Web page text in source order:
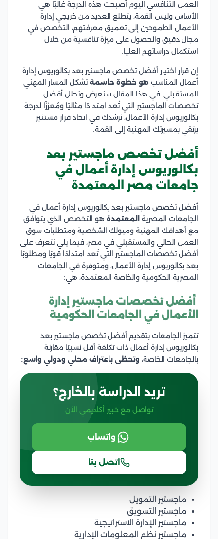
العمل التنافسي اليوم أصبحت هذه الدرجة غالبًا هي
الأساس وليس القمة، يتطلع العديد من خريجي إدارة
الأعمال الطموحين إلى تعميق معرفتهم، التخصص في
مجال دقيق والحصول على ميزة تنافسية من خلال
استكمال دراساتهم العليا.
إن قرار اختيار أفضل تخصص ماجستير بعد بكالوريوس إدارة
أعمال المناسب هو خطوة حاسمةتشكل المسار المهني
المستقبلي، في هذا المقال سنعرض ونحلل أفضل
تخصصات الماجستير التي تُعد امتدادًا مثاليًا ومُعززًا لدرجة
بكالوريوس إدارة الأعمال، نرشدك في اتخاذ قرار مستنير
يرتقي بمسيرتك المهنية إلى القمة.
أفضل تخصص ماجستير بعد
بكالوريوس إدارة أعمال في
جامعات مصر المعتمدة
أفضل تخصص ماجستير بعد بكالوريوس إدارة أعمال في
الجامعات المصرية
المعتمدة هو التخصص الذي يتوافق
مع أهدافك المهنية وميولك الشخصية ومتطلبات سوق
العمل الحالي والمستقبلي في مصر، فيما يلي نتعرف على
أفضل تخصصات الماجستير التي تُعد امتدادًا قويًا ومطلوبًا
بعد بكالوريوس إدارة الأعمال، ومتوفرة في الجامعات
المصرية الحكومية والخاصة المعتمدة، هي:
أفضل تخصصات ماجستير إدارة
الأعمال في الجامعات الحكومية
تتميز الجامعات بتقديم أفضل تخصص ماجستير بعد
بكالوريوس إدارة أعمال ذات تكلفة أقل نسبيًا مقارنة
بالجامعات الخاصة، وتحظى باعتراف محلي ودولي واسع:
تريد الدراسة بالخارج؟
تواصل مع خبير أكاديمي الآن
واتساب
اتصل بنا
ماجستير التمويل
ماجستير التسويق
ماجستير الإدارة الاستراتيجية
ماجستير نظم المعلومات الإدارية